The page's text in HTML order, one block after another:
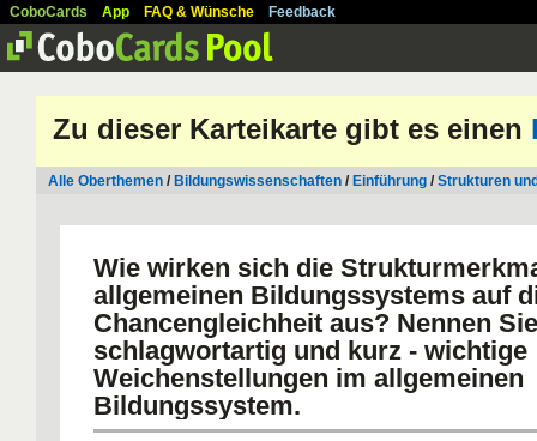
CoboCards App FAQ & Wünsche Feedback
Zu dieser Karteikarte gibt es einen
Alle Oberthemen / Bildungswissenschaften / Einführung /Strukturen
Wie wirken sich die
allgemeinen Bildungssystems auf
Chancengleichheit aus? Nennen
schlagwortartig und kurz - wichtige
Weichenstellungen im allgemeinen
Bildungssystem.